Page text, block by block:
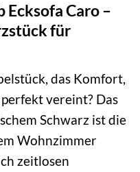
Ecksofa Caro –
für
das Komfort,
vereint? Das
Schwarz ist die
Wohnzimmer
zeitlosen